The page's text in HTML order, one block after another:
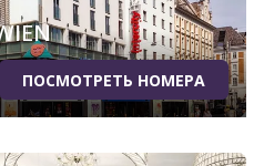
ПОСМОТРЕТЬ НОМЕРА